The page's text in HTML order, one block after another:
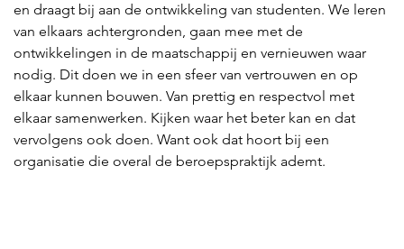
en draagt bij aan de ontwikkeling van studenten. We leren
van elkaars achtergronden, gaan mee met de
ontwikkelingen in de maatschappij en vernieuwen waar
nodig. Dit doen we in een sfeer van vertrouwen en op
elkaar kunnen bouwen. Van prettig en respectvol met
elkaar samenwerken. Kijken waar het beter kan en dat
vervolgens ook doen. Want ook dat hoort bij een
organisatie die overal de beroepspraktijk ademt.